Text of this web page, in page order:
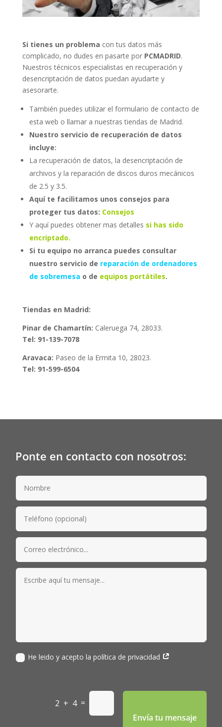
Si tienes un problema con tus datos más
complicado, no dudes en pasarte por PCMADRID.
Nuestros técnicos especialistas en recuperación y
desencriptación de datos puedan ayudarte y
asesorarte.
También puedes utilizar el formulario de contacto de
esta web o llamar a nuestras tiendas de Madrid.
Nuestro servicio de recuperación de datos
incluye:
La recuperación de datos, la desencriptación de
archivos y la reparación de discos duros mecánicos
de 2.5 y 3.5.
Aquí te facilitamos unos consejos para
proteger tus datos: Consejos
Y aquí puedes obtener mas detalles si has sido
encriptado.
Si tu equipo no arranca puedes consultar
nuestro servicio de reparación de ordenadores
de sobremesa o de equipos portátiles.
Tiendas en Madrid:
Pinar de Chamartín: Caleruega 74, 28033.
Tel: 91-139-7078
Aravaca: Paseo de la Ermita 10, 28023.
Tel: 91-599-6504
Ponte en contacto con nosotros:
He leido y acepto la política de privacidad
2 + 4 =
Envía tu mensaje